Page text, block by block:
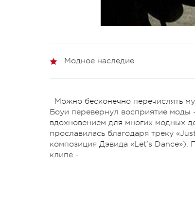
Модное наследие
Можно бесконечно перечислять
Боуи перевернул восприятие
вдохновением для многих модных
прославилась благодаря треку
композиция Дэвида «Let’s Dance»).
клипе -